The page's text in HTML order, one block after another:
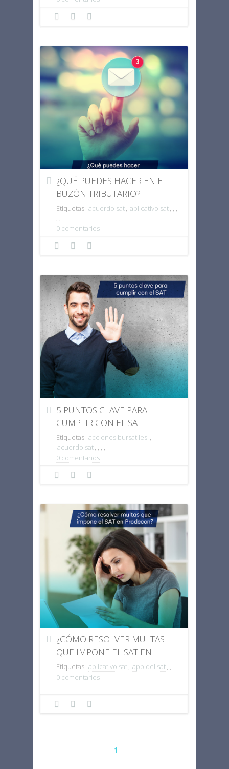
¿QUÉ PUEDES HACER EN EL
BUZÓN TRIBUTARIO?
Etiquetas: acuerdo sat, aplicativo sat, , ,
, ,
0 comentarios
5 PUNTOS CLAVE PARA
CUMPLIR CON EL SAT
Etiquetas: acciones bursatiles. ,
acuerdo sat, , , ,
0 comentarios
¿CÓMO RESOLVER MULTAS
QUE IMPONE EL SAT EN
PRODECON?
Etiquetas: aplicativo sat, app del sat, ,
0 comentarios
1